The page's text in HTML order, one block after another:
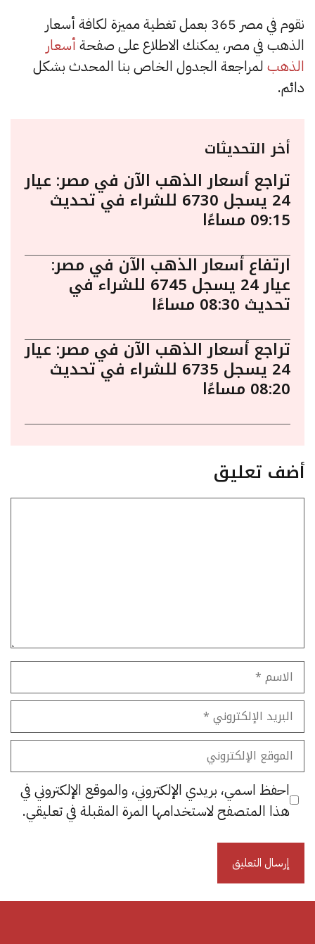
نقوم في مصر 365 بعمل تغطية مميزة لكافة أسعار
الذهب في مصر، يمكنك الاطلاع على صفحة أسعار
الذهب لمراجعة الجدول الخاص بنا المحدث بشكل
دائم.
أخر التحديثات
تراجع أسعار الذهب الآن في مصر: عيار
24 يسجل 6730 للشراء في تحديث
09:15 مساءًا
ارتفاع أسعار الذهب الآن في مصر:
عيار 24 يسجل 6745 للشراء في
تحديث 08:30 مساءًا
تراجع أسعار الذهب الآن في مصر: عيار
24 يسجل 6735 للشراء في تحديث
08:20 مساءًا
أضف تعليق
الاسم
البريد
الإلكتروني
الموقع
الإلكتروني
احفظ اسمي، بريدي الإلكتروني، والموقع الإلكتروني في
هذا المتصفح لاستخدامها المرة المقبلة في تعليقي.